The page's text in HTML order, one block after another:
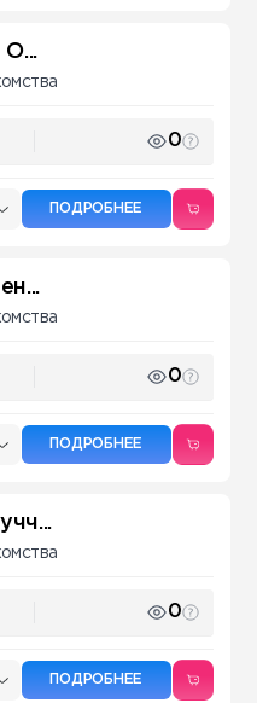
О...
0
ПОДРОБНЕЕ
0
ПОДРОБНЕЕ
0
ПОДРОБНЕЕ